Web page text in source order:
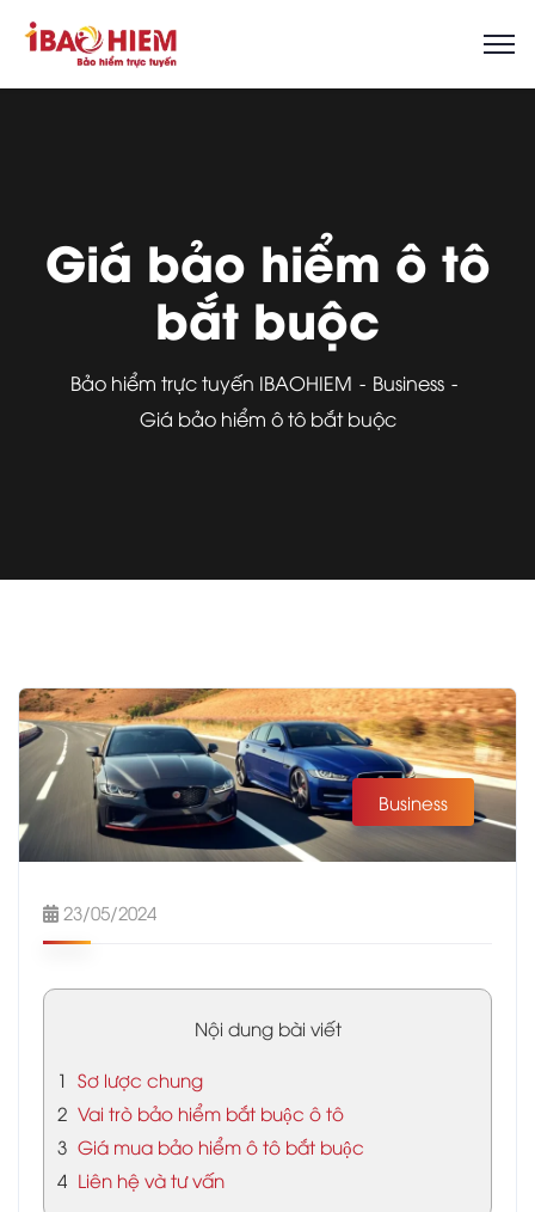
Giá bảo hiểm ô tô
bắt buộc
Bảo hiểm trực tuyến IBAOHIEM
Business
Giá bảo hiểm ô tô bắt buộc
Business
23/05/2024
Nội dung bài viết
1 Sơ lược chung
2 Vai trò bảo hiểm bắt buộc ô tô
3 Giá mua bảo hiểm ô tô bắt buộc
4 Liên hệ và tư vấn